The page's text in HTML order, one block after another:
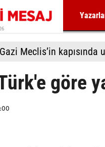
Gazi Meclis’in kapısında
göre